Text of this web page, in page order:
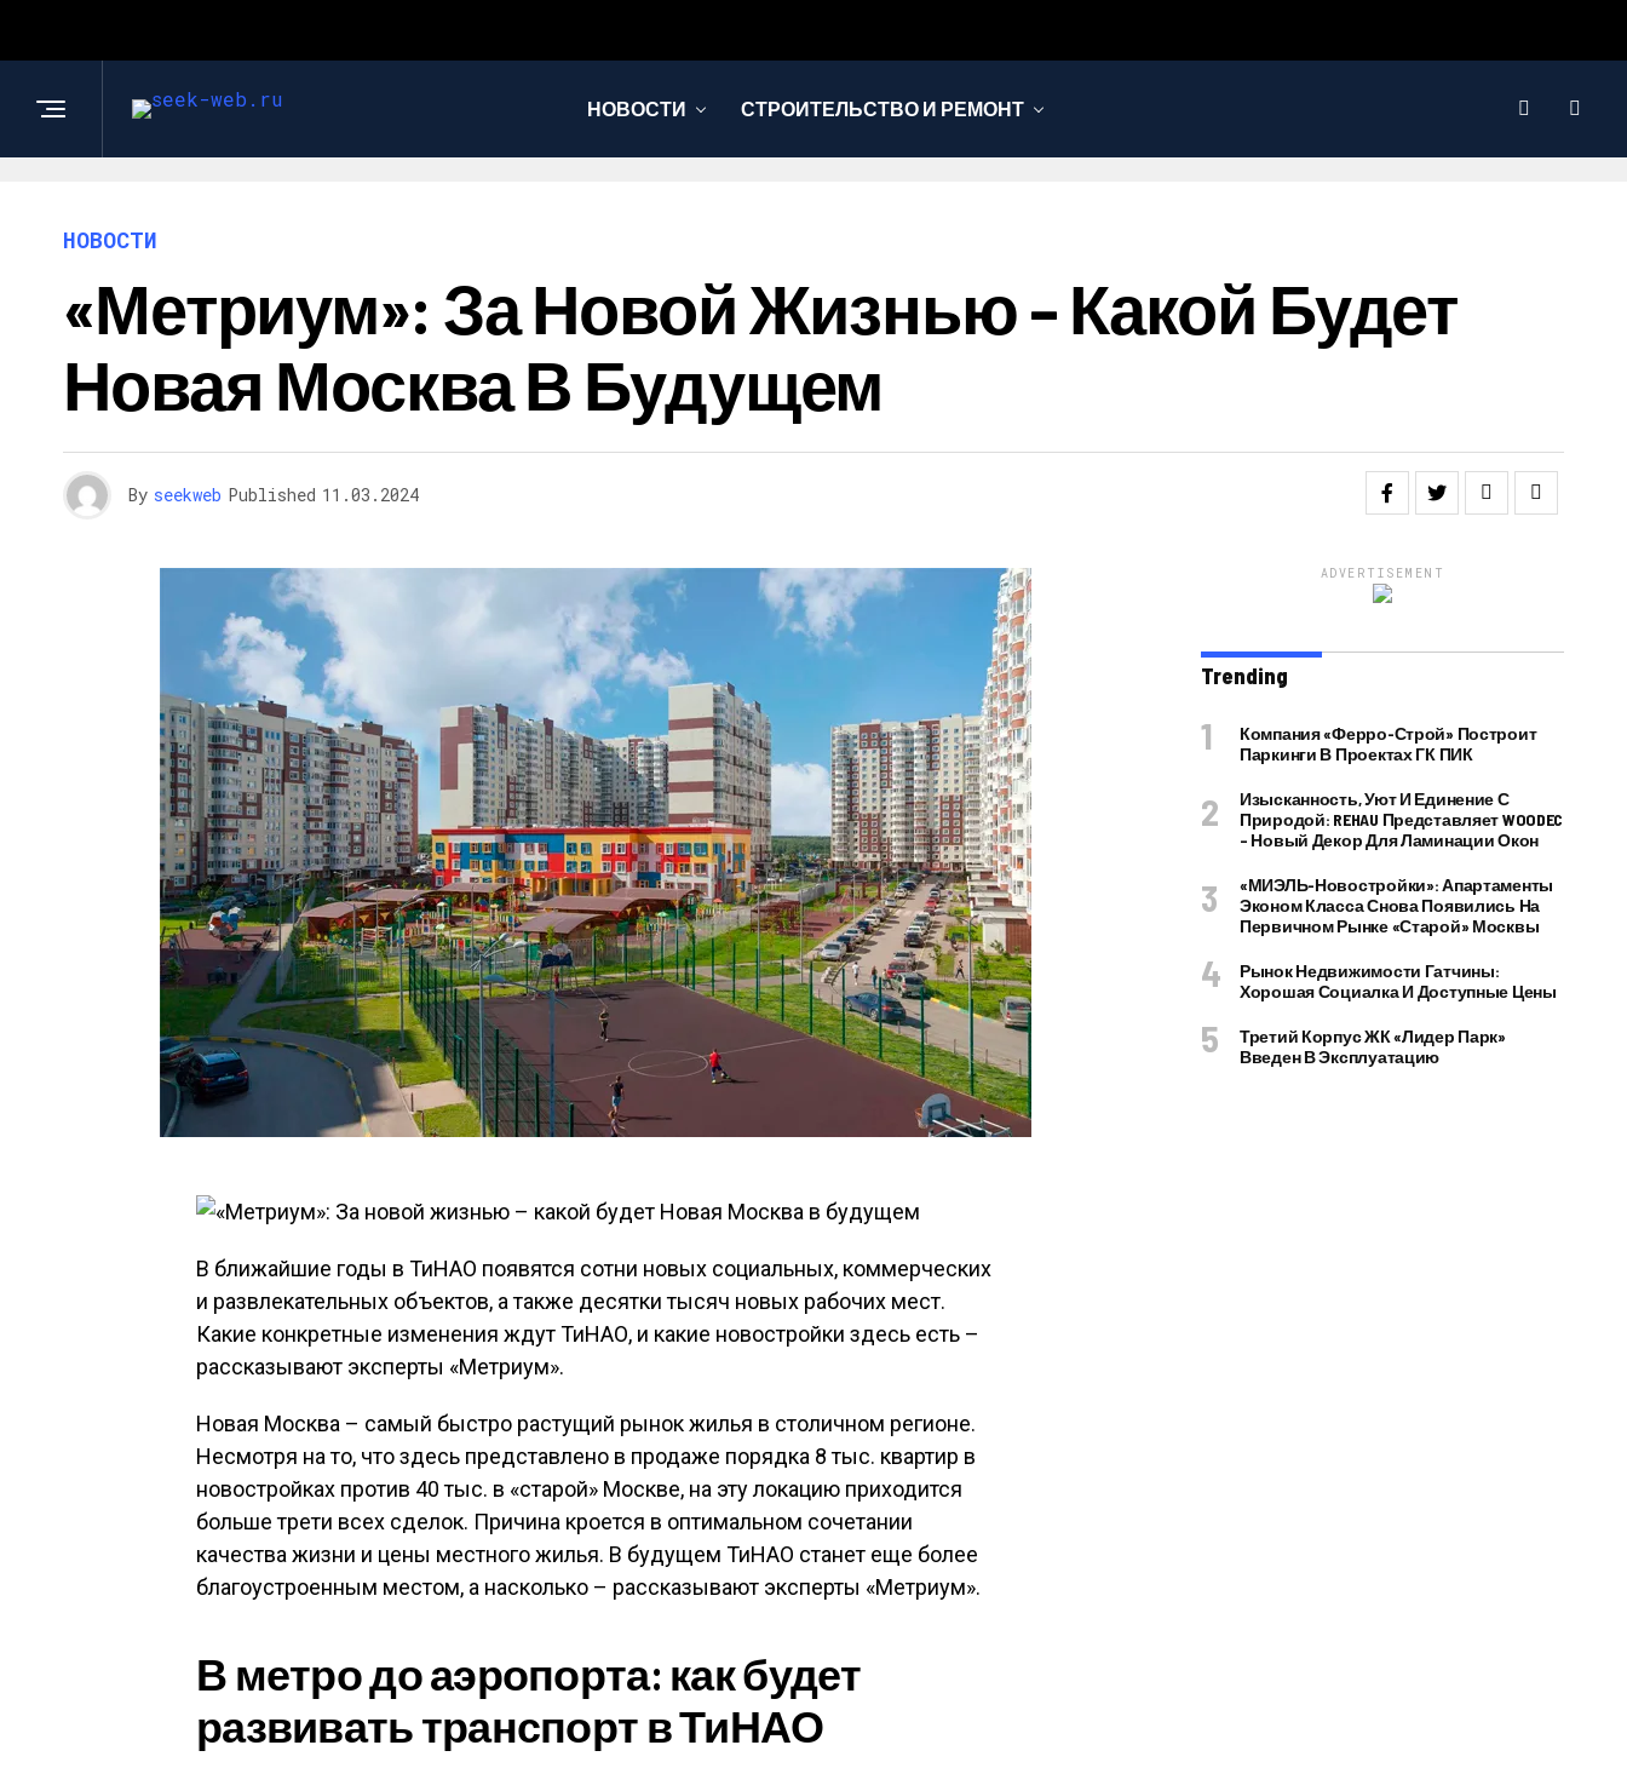
НОВОСТИ СТРОИТЕЛЬСТВО И РЕМОНТ
НОВОСТИ
«Метриум»: За Новой Жизнью – Какой Будет
Новая Москва В Будущем
By seekweb Published 11.03.2024
В ближайшие годы в ТиНАО появятся сотни новых социальных, коммерческих
и развлекательных объектов, а также десятки тысяч новых рабочих мест.
Какие конкретные изменения ждут ТиНАО, и какие новостройки здесь есть –
рассказывают эксперты «Метриум».
Новая Москва – самый быстро растущий рынок жилья в столичном регионе.
Несмотря на то, что здесь представлено в продаже порядка 8 тыс. квартир в
новостройках против 40 тыс. в «старой» Москве, на эту локацию приходится
больше трети всех сделок. Причина кроется в оптимальном сочетании
качества жизни и цены местного жилья. В будущем ТиНАО станет еще более
благоустроенным местом, а насколько – рассказывают эксперты «Метриум».
В метро до аэропорта: как будет
развивать транспорт в ТиНАО
ADVERTISEMENT
Trending
Компания «Ферро-Строй» Построит
Паркинги В Проектах ГК ПИК
Изысканность, Уют И Единение С
Природой: REHAU Представляет WOODEC
– Новый Декор Для Ламинации Окон
«МИЭЛЬ-Новостройки»: Апартаменты
Эконом Класса Снова Появились На
Первичном Рынке «старой» Москвы
Рынок Недвижимости Гатчины:
Хорошая Социалка И Доступные Цены
Третий Корпус ЖК «Лидер Парк»
Введен В Эксплуатацию